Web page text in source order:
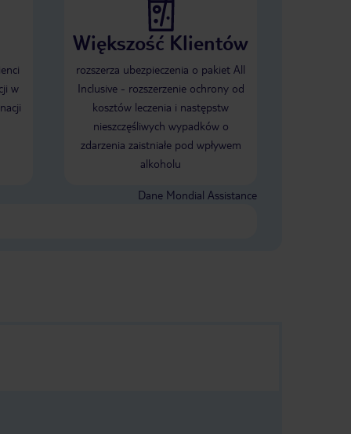
w
Większość Klientów
rozszerza ubezpieczenia o pakiet All
Inclusive - rozszerzenie ochrony od
kosztów leczenia i następstw
nieszczęśliwych wypadków o
zdarzenia zaistniałe pod wpływem
alkoholu
Dane Mondial Assistance